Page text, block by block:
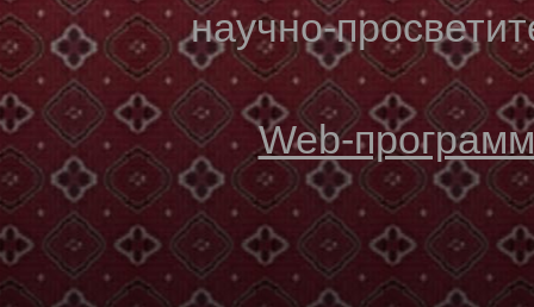
научно-
Web-